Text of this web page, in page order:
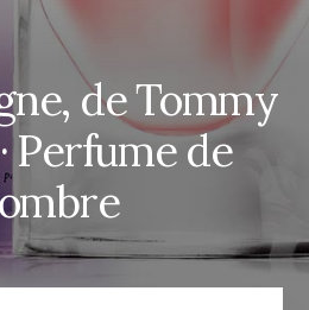
de Tommy
Perfume de